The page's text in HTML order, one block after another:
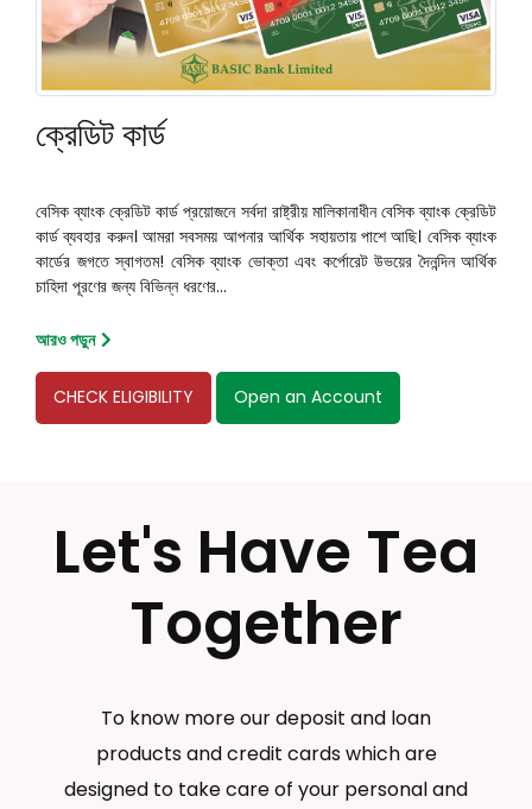
ক্রেডিট কার্ড
বেসিক ব্যাংক ক্রেডিট কার্ড প্রয়োজনে সর্বদা রাষ্ট্রীয় মালিকানাধীন বেসিক ব্যাংক ক্রেডিট
কার্ড ব্যবহার করুন। আমরা সবসময় আপনার আর্থিক সহায়তায় পাশে আছি। বেসিক ব্যাংক
কার্ডের জগতে স্বাগতম! বেসিক ব্যাংক ভোক্তা এবং কর্পোরেট উভয়ের দৈনন্দিন আর্থিক
চাহিদা পূরণের জন্য বিভিন্ন ধরণের...
আরও পড়ুন
CHECK ELIGIBILITY Open an Account
Let's Have Tea
Together
To know more our deposit and loan
products and credit cards which are
designed to take care of your personal and